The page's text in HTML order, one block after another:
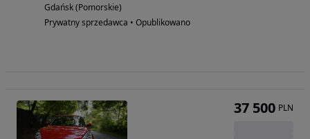
Gdańsk (Pomorskie)
Prywatny sprzedawca • Opublikowano
37 500 PLN